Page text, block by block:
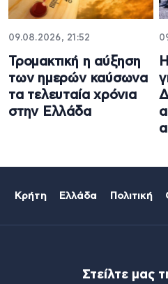
09.08.2026, 21:52
Τρομακτική η αύξηση
των ημερών καύσωνα
τα τελευταία χρόνια
στην Ελλάδα
Κρήτη Ελλάδα Πολιτική
Στείλτε μας